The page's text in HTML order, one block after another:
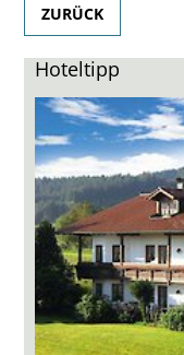
ZURÜCK
Hoteltipp